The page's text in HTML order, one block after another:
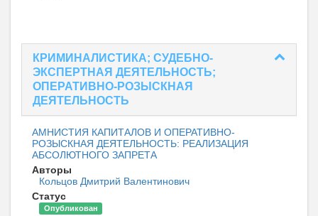
КРИМИНАЛИСТИКА; СУДЕБНО-
ЭКСПЕРТНАЯ ДЕЯТЕЛЬНОСТЬ;
ОПЕРАТИВНО-РОЗЫСКНАЯ
ДЕЯТЕЛЬНОСТЬ
АМНИСТИЯ КАПИТАЛОВ И ОПЕРАТИВНО-
РОЗЫСКНАЯ ДЕЯТЕЛЬНОСТЬ: РЕАЛИЗАЦИЯ
АБСОЛЮТНОГО ЗАПРЕТА
Авторы
Кольцов Дмитрий Валентинович
Статус
Опубликован